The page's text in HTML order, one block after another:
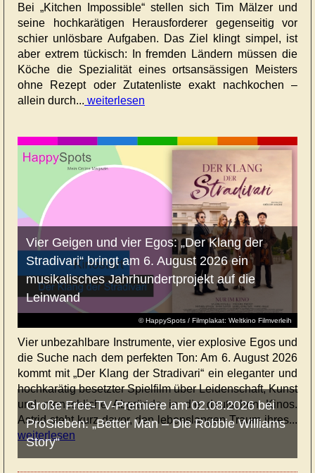
Bei „Kitchen Impossible“ stellen sich Tim Mälzer und
seine hochkarätigen Herausforderer gegenseitig vor
schier unlösbare Aufgaben. Das Ziel klingt simpel, ist
aber extrem tückisch: In fremden Ländern müssen die
Köche die Spezialität eines ortsansässigen Meisters
ohne Rezept oder Zutatenliste exakt nachkochen –
allein durch... weiterlesen
© HappySpots / Filmplakat: Weltkino Filmverleih
Vier Geigen und vier Egos: „Der Klang der
Stradivari“ bringt am 6. August 2026 ein
musikalisches Jahrhundertprojekt auf die
Leinwand
Vier unbezahlbare Instrumente, vier explosive Egos und
die Suche nach dem perfekten Ton: Am 6. August 2026
kommt mit „Der Klang der Stradivari“ ein eleganter und
hochkarätig besetzter Spielfilm über Leidenschaft, Kunst
und menschliche Abgründe in die deutschen Kinos.
Astrid steht kurz davor, den lebenslangen Traum ihres...
weiterlesen
Große Free-TV-Premiere am 02.08.2026 bei
ProSieben: „Better Man – Die Robbie Williams
Story“